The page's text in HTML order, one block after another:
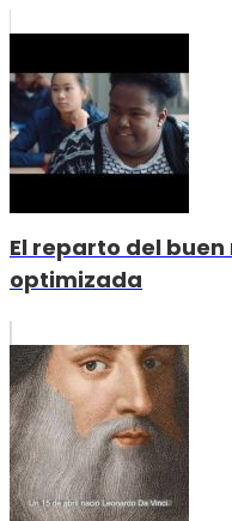
El reparto del
optimizada